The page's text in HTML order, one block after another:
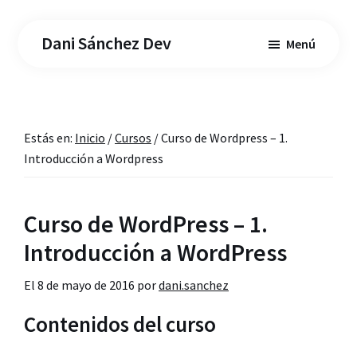
Dani Sánchez Dev Menú
Estás en: Inicio /Cursos /Curso de Wordpress – 1.
Introducción a Wordpress
Curso de WordPress – 1.
Introducción a WordPress
El 8 de mayo de 2016 pordani.sanchez
Contenidos del curso